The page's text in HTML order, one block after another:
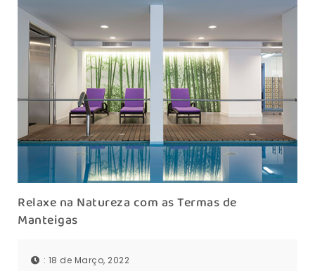
Relaxe na Natureza com as Termas de
Manteigas
: 18 de Março, 2022